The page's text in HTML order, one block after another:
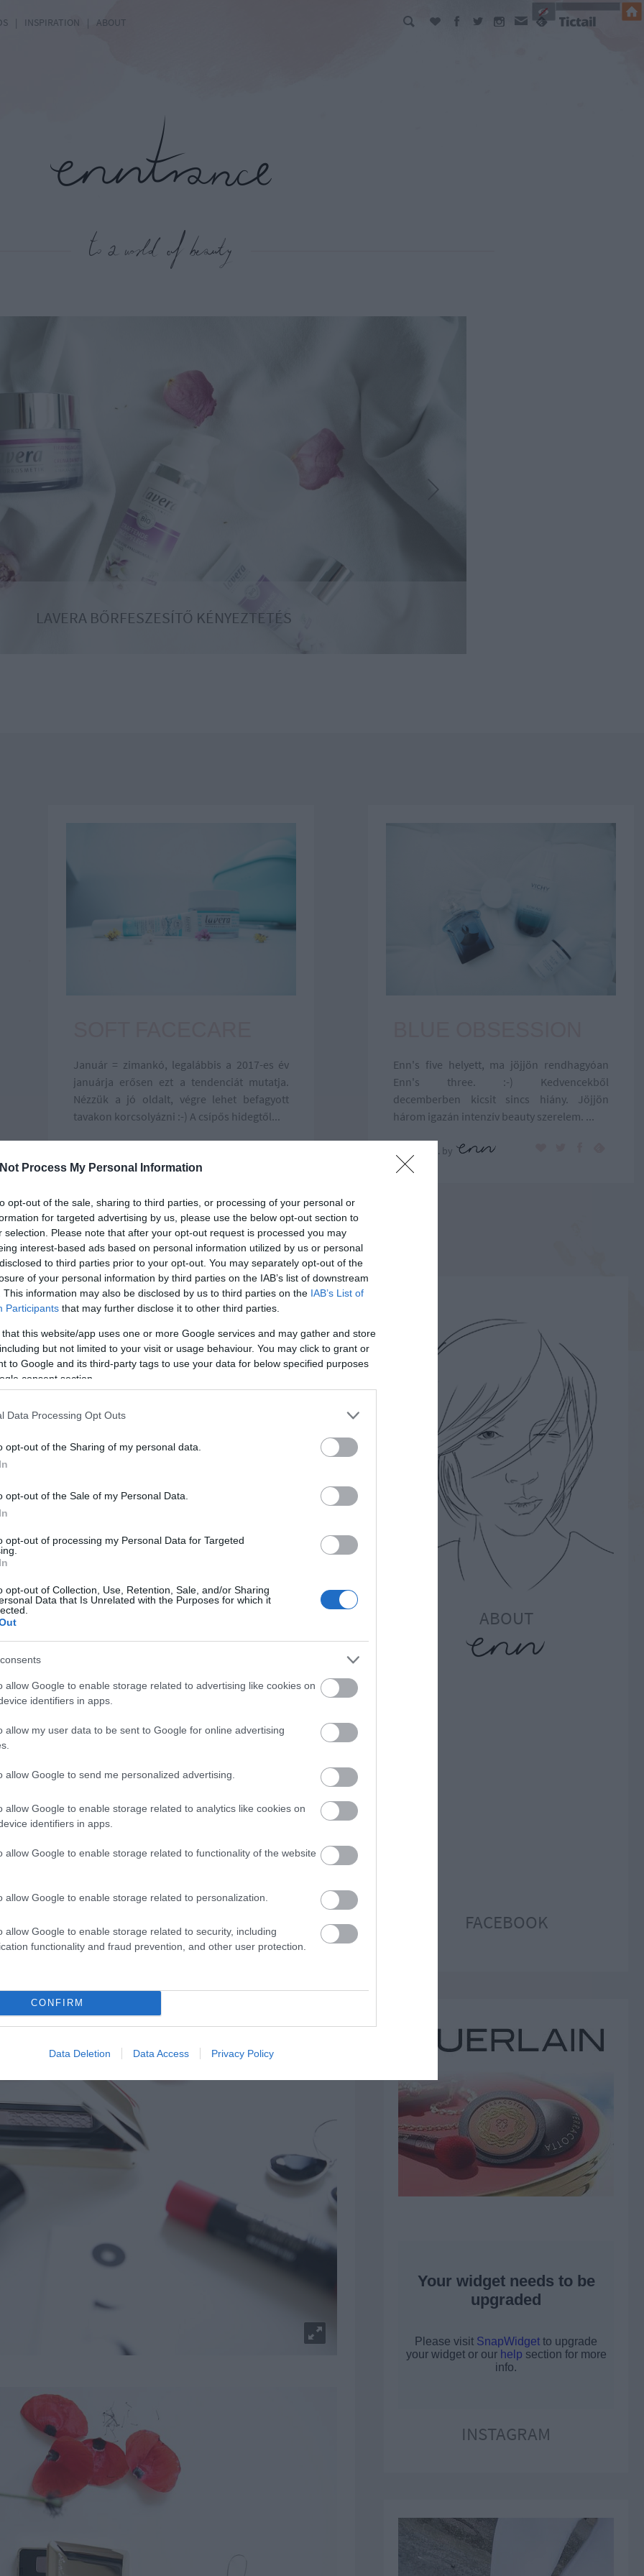
Process My Personal Information
opt-out of the sale, sharing to third parties, or processing of your personal or
for targeted advertising by us, please use the below opt-out section to
selection. Please note that after your opt-out request is processed you may
interest-based ads based on personal information utilized by us or personal
to third parties prior to your opt-out. You may separately opt-out of the
of your personal information by third parties on the IAB’s list of downstream
This information may also be disclosed by us to third parties on the IAB’s List of
Participants that may further disclose it to other third parties.
that this website/app uses one or more Google services and may gather and store
but not limited to your visit or usage behaviour. You may click to grant or
to Google and its third-party tags to use your data for below specified purposes
consent section.
Data Processing Opt Outs
opt-out of the Sharing of my personal data.
opt-out of the Sale of my Personal Data.
opt-out of processing my Personal Data for Targeted
opt-out of Collection, Use, Retention, Sale, and/or Sharing
Data that Is Unrelated with the Purposes for which it
allow Google to enable storage related to advertising like cookies on
identifiers in apps.
allow my user data to be sent to Google for online advertising
allow Google to send me personalized advertising.
allow Google to enable storage related to analytics like cookies on
identifiers in apps.
allow Google to enable storage related to functionality of the website
allow Google to enable storage related to personalization.
allow Google to enable storage related to security, including
functionality and fraud prevention, and other user protection.
CONFIRM
Data Deletion Data Access Privacy Policy
| INSPIRATION | ABOUT
LAVERA BŐRFESZESÍTŐ KÉNYEZTETÉS
Január = zimankó, legalábbis a 2017-es év
januárja erősen ezt a tendenciát mutatja.
Nézzük a jó oldalt, végre lehet befagyott
tavakon korcsolyázni :-) A csípős hidegtől...
2016.12.14. by
Enn's five helyett, ma jöjjön rendhagyóan
Enn's three. :-) Kedvencekből
decemberben kicsit sincs hiány. Jöjjön
három igazán intenzív beauty szerelem. ...
FAVORITES
•
és egyben ősz köszöntő is. Nem igazán szeretném elengedni a
ami mindig kisegít, ha egy kis "ébresztőre" vágyom én, vagy épp a
hogy a téli hónapokban még inkább rá vagyok kattanva
már mutattam Nektek, néhány csodát levéve. Az egyik ilyen kis
Nude). Egy csodás univerzális szín, ami remek hétköznapokra is.
a márkától most is mesés. A Douglas, Marionnaud üzletekben
ami szuper puha és annak ellenére hogy matt, remekül hidratál a
Általában a szokatlan, vagányabb (mégis minimál haha)
Most valamiért mégis előkerült egy régi, dámásabb bizsu fülbevalóm,
a hatékony, tápláló testápolás sem. Ez a Clarins testkrém
vált! <3 Részletes infók rólaERRE!
ABOUT
FACEBOOK
INSTAGRAM